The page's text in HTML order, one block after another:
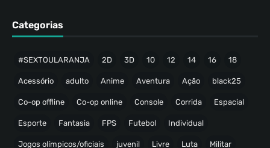
Categorias
#SEXTOULARANJA 2D 3D 10 12 14 16 18
Acessório adulto Anime Aventura Ação black25
Co-op offline Co-op online Console Corrida Espacial
Esporte Fantasia FPS Futebol Individual
Jogos olímpicos/oficiais juvenil Livre Luta Militar